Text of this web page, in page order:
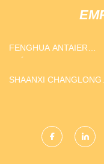
FENGHUA ANTAIER
SHAANXI CHANGLONG